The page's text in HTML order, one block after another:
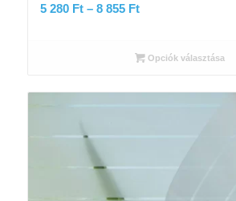
5 280 Ft – 8 855 FtÁrtartomány:
-
Opciók választása